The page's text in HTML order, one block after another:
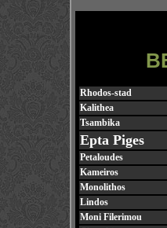
Rhodos-stad
Kalithea
Tsambika
Epta Piges
Petaloudes
Kameiros
Monolithos
Lindos
Moni Filerimou